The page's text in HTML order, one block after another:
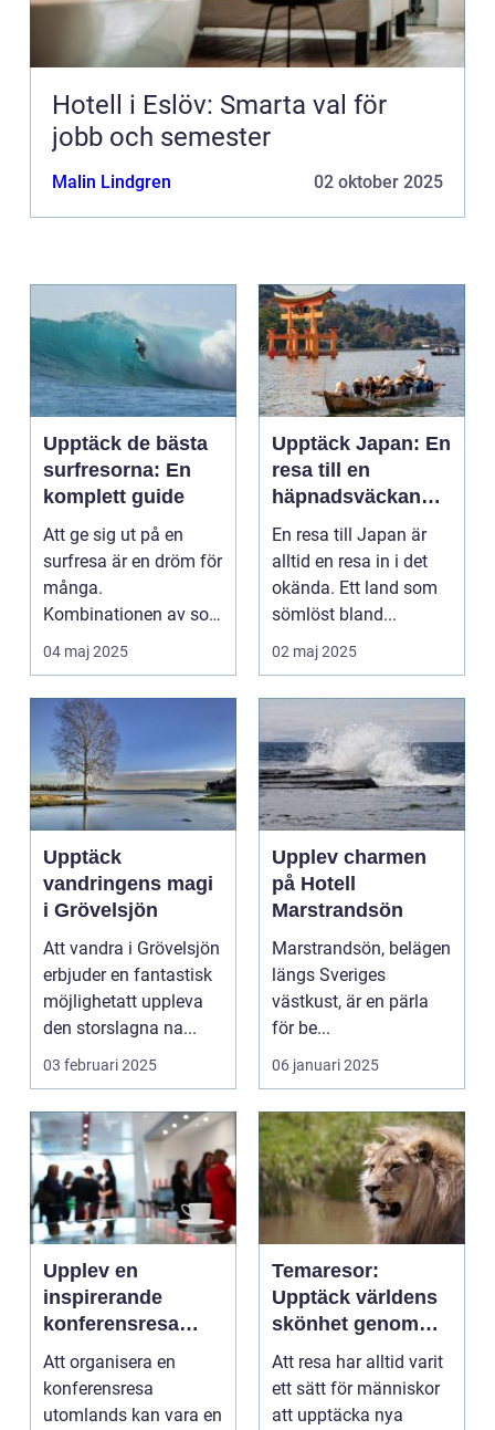
Hotell i Eslöv: Smarta val för
jobb och semester
Malin Lindgren 02 oktober 2025
Upptäck de bästa
surfresorna: En
komplett guide
Att ge sig ut på en
surfresa är en dröm för
många.
Kombinationen av sol,
...
04 maj 2025
Upptäck Japan: En
resa till en
häpnadsväckande
kultur och natur
En resa till Japan är
alltid en resa in i det
okända. Ett land som
sömlöst bland...
02 maj 2025
Upptäck
vandringens magi
i Grövelsjön
Att vandra i Grövelsjön
erbjuder en fantastisk
möjlighetatt uppleva
den storslagna na...
03 februari 2025
Upplev charmen
på Hotell
Marstrandsön
Marstrandsön, belägen
längs Sveriges
västkust, är en pärla
för be...
06 januari 2025
Upplev en
inspirerande
konferensresa
utomlands
Att organisera en
konferensresa
utomlands kan vara en
Temaresor:
Upptäck världens
skönhet genom
specialiserade
resor
Att resa har alltid varit
ett sätt för människor
att upptäcka nya